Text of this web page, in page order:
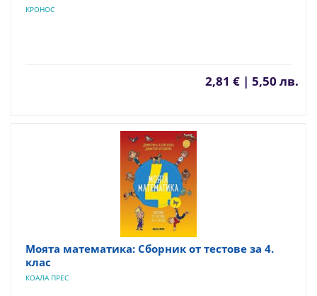
КРОНОС
2,81 € | 5,50 лв.
Моята математика: Сборник от тестове за 4.
клас
КОАЛА ПРЕС